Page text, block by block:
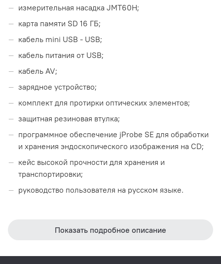
измерительная насадка JMT60H;
карта памяти SD 16 ГБ;
кабель mini USB - USB;
кабель питания от USB;
кабель AV;
зарядное устройство;
комплект для протирки оптических элементов;
защитная резиновая втулка;
программное обеспечение jProbe SE для обработки
и хранения эндоскопического изображения на CD;
кейс высокой прочности для хранения и
транспортировки;
руководство пользователя на русском языке.
Показать подробное описание